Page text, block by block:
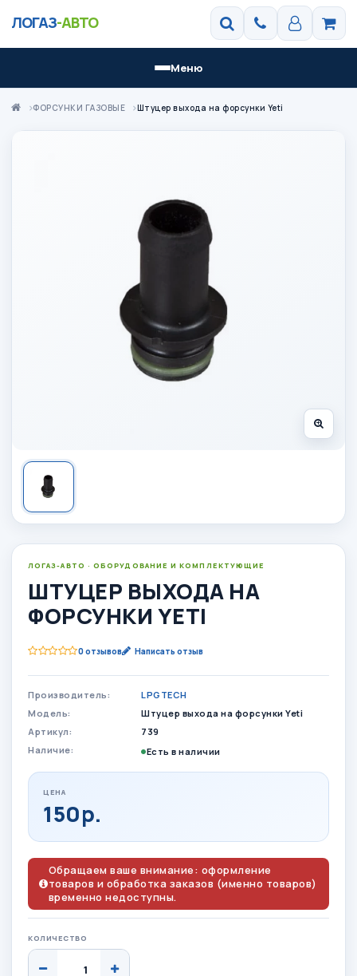
ЛОГАЗ-АВТО
Меню
ФОРСУНКИ ГАЗОВЫЕ Штуцер выхода на форсунки Yeti
ЛОГАЗ-АВТО · ОБОРУДОВАНИЕ И КОМПЛЕКТУЮЩИЕ
ШТУЦЕР ВЫХОДА НА
ФОРСУНКИ YETI
0 отзывов Написать отзыв
Производитель:
LPGTECH
Модель:
Штуцер выхода на форсунки Yeti
Артикул:
739
Наличие:
Есть в наличии
ЦЕНА
150р.
Обращаем ваше внимание: оформление
товаров и обработка заказов (именно товаров)
временно недоступны.
КОЛИЧЕСТВО